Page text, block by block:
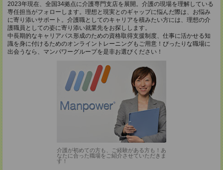
2023年現在、全国34拠点に介護専門支店を展開。介護の現場を理解している
専任担当がフォローします。理想と現実とのギャップに悩んだ際は、お悩み
に寄り添いサポート。介護職としてのキャリアを積みたい方には、理想の介
護職員としての姿に寄り添い就業先をお探しします。
中長期的なキャリアパス形成のための資格取得支援制度、仕事に活かせる知
識を身に付けるためのオンライントレーニングもご用意！ぴったりな職場に
出会うなら、マンパワーグループを是非お選びください！
介護が初めての方も、ご経験がある方も！あ
なたに合った職場をご紹介させていただきま
す！